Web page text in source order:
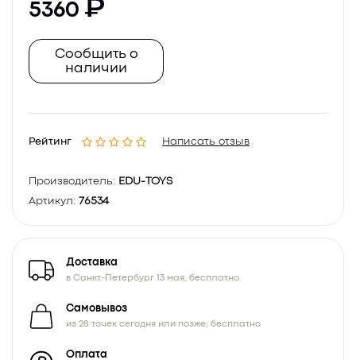
Рейтинг Написать отзыв
Производитель: EDU-TOYS
Артикул: 76534
5360
Сообщить о
наличии
Доставка
в Санкт-Петербург 13 мая, бесплатно
Самовывоз
из 28 точек сегодня или позже, бесплатно
Оплата